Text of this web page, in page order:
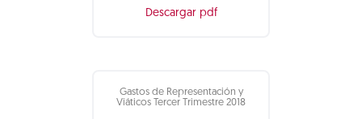
Descargar pdf
Gastos de Representación y
Viáticos Tercer Trimestre 2018